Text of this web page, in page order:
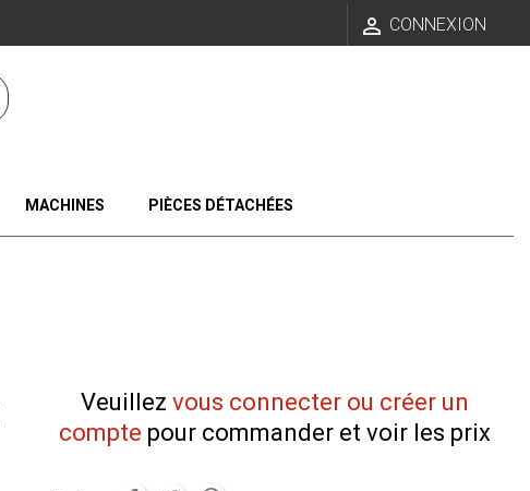
 CONNEXION
MACHINES PIÈCES DÉTACHÉES
Veuillez vous connecter ou créer un
compte pour commander et voir les prix